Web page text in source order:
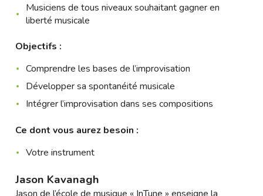
Musiciens de tous niveaux souhaitant gagner en
liberté musicale
Objectifs :
Comprendre les bases de l’improvisation
Développer sa spontanéité musicale
Intégrer l’improvisation dans ses compositions
Ce dont vous aurez besoin :
Votre instrument
Jason Kavanagh